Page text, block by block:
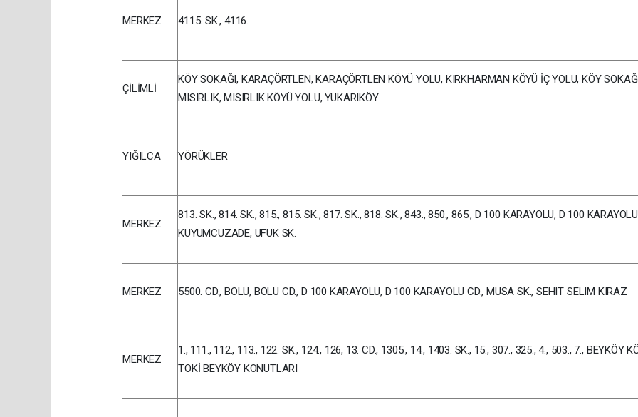
MERKEZ 4115. SK., 4116.
ÇİLİMLİ
KÖY SOKAĞI, KARAÇÖRTLEN, KARAÇÖRTLEN KÖYÜ YOLU, KIRKHARMAN KÖYÜ İÇ YOLU, KÖY
MISIRLIK, MISIRLIK KÖYÜ YOLU, YUKARIKÖY
YIĞILCA YÖRÜKLER
MERKEZ
813. SK., 814. SK., 815., 815. SK., 817. SK., 818. SK., 843., 850., 865., D 100 KARAYOLU, D 100 KARAYOLU
KUYUMCUZADE, UFUK SK.
MERKEZ 5500. CD., BOLU, BOLU CD., D 100 KARAYOLU, D 100 KARAYOLU CD., MUSA SK., SEHIT SELIM KIRAZ
MERKEZ
1., 111., 112., 113., 122. SK., 124., 126, 13. CD., 1305., 14., 1403. SK., 15., 307., 325., 4., 503., 7., BEYKÖY
TOKİ BEYKÖY KONUTLARI